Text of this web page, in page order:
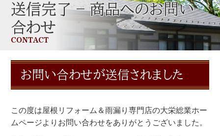
送信完了 – 商品へのお問い
合わせ
CONTACT
お問い合わせが送信されました
この度は屋根リフォーム＆雨漏り専門店の大栄総業ホー
ムページよりお問い合わせをありがとうございました。